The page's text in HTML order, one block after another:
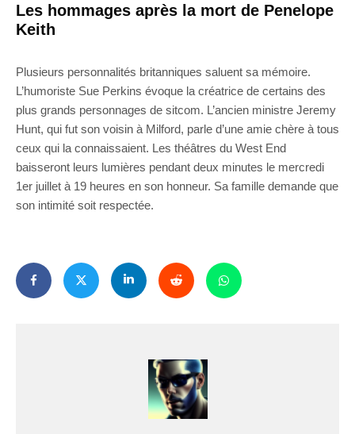
Les hommages après la mort de Penelope
Keith
Plusieurs personnalités britanniques saluent sa mémoire.
L’humoriste Sue Perkins évoque la créatrice de certains des
plus grands personnages de sitcom. L’ancien ministre Jeremy
Hunt, qui fut son voisin à Milford, parle d’une amie chère à tous
ceux qui la connaissaient. Les théâtres du West End
baisseront leurs lumières pendant deux minutes le mercredi
1er juillet à 19 heures en son honneur. Sa famille demande que
son intimité soit respectée.